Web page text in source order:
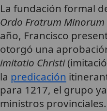
La fundación formal
Ordo Fratrum Minorum
año, Francisco
otorgó una
imitatio Christi
la predicación
para 1217, el grupo
ministros provinciales.